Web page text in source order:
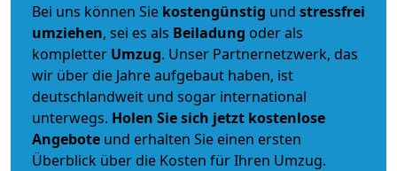
Bei uns können Sie kostengünstig und stressfrei
umziehen, sei es als Beiladung oder als
kompletter Umzug. Unser Partnernetzwerk, das
wir über die Jahre aufgebaut haben, ist
deutschlandweit und sogar international
unterwegs. Holen Sie sich jetzt kostenlose
Angebote und erhalten Sie einen ersten
Überblick über die Kosten für Ihren Umzug.